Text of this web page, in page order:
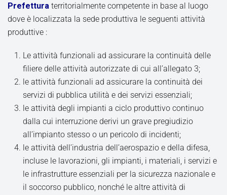
Prefettura territorialmente competente in base al luogo
dove è localizzata la sede produttiva le seguenti attività
produttive :
Le attività funzionali ad assicurare la continuità delle
filiere delle attività autorizzate di cui all’allegato 3;
le attività funzionali ad assicurare la continuità dei
servizi di pubblica utilità e dei servizi essenziali;
le attività degli impianti a ciclo produttivo continuo
dalla cui interruzione derivi un grave pregiudizio
all’impianto stesso o un pericolo di incidenti;
le attività dell’industria dell’aerospazio e della difesa,
incluse le lavorazioni, gli impianti, i materiali, i servizi e
le infrastrutture essenziali per la sicurezza nazionale e
il soccorso pubblico, nonché le altre attività di